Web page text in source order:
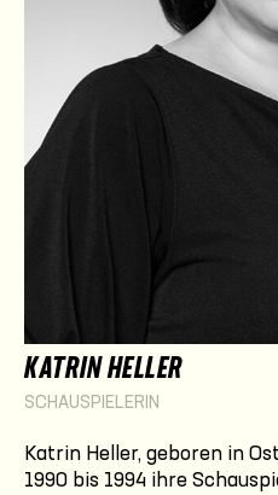
KATRIN HELLER
SCHAUSPIELERIN
Katrin Heller, geboren in
1990 bis 1994 ihre